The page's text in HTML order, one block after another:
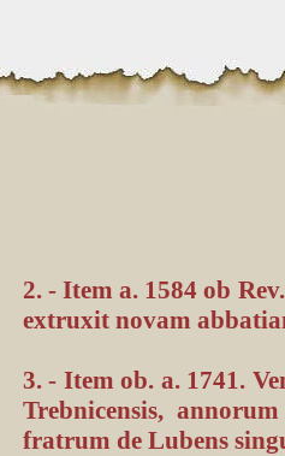
2. - Item a. 1584 ob
extruxit novam
3. - Item ob. a. 1741.
Trebnicensis,
fratrum de Lubens